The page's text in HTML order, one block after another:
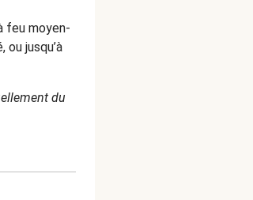
feu moyen-
jusqu’à
du